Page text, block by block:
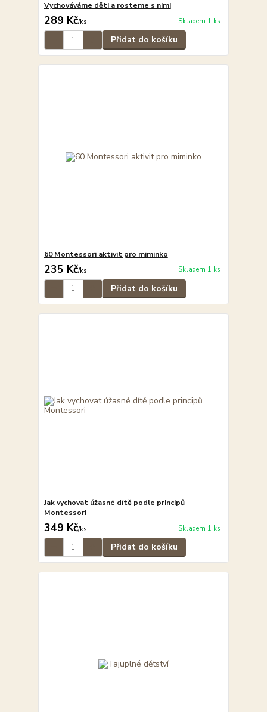
Vychováváme děti a rosteme s nimi
289 Kč/ks Skladem 1 ks
Přidat do košíku
60 Montessori aktivit pro miminko
235 Kč/ks Skladem 1 ks
Přidat do košíku
Jak vychovat úžasné dítě podle principů
Montessori
349 Kč/ks Skladem 1 ks
Přidat do košíku